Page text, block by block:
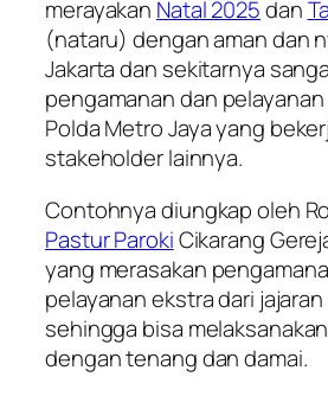
merayakan Natal 2025dan
(nataru) dengan aman dan
Jakarta dan sekitarnya
pengamanan dan pelayanan
Polda Metro Jaya yang
stakeholder lainnya.
Contohnya diungkap oleh
Pastur ParokiCikarang
yang merasakan
pelayanan ekstra dari
sehingga bisa
dengan tenang dan damai.